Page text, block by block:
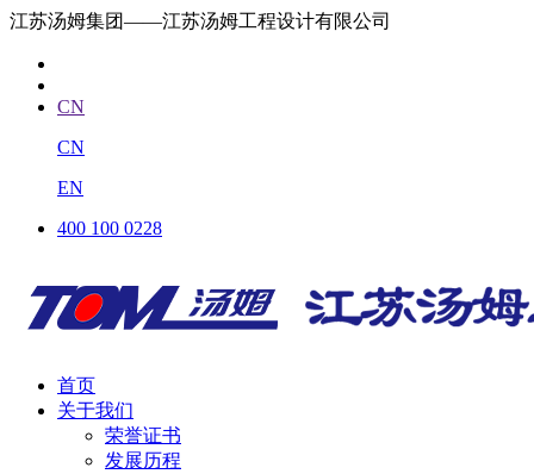
江苏汤姆集团——江苏汤姆工程设计有限公司
CN
CN
EN
400 100 0228
首页
关于我们
荣誉证书
发展历程